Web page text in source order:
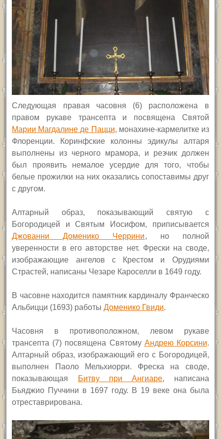
Следующая правая часовня (6) расположена в
правом рукаве трансепта и посвящена Святой
Марии Магдалине де Пацци, монахине-кармелитке из
Флоренции. Коринфские колонны эдикулы алтаря
выполнены из черного мрамора, и резчик должен
был проявить немалое усердие длятого, чтобы
белые прожилки на них оказались сопоставимы друг
с другом.
Алтарный образ, показывающий святую с
Богородицей и Святым Иосифом, приписывается
Джованни Доменико Черрини, но полной
уверенности в его авторстве нет. Фрески на своде,
изображающие ангелов с Крестом и Орудиями
Страстей, написаны Чезаре Кароселли в 1649 году.
В часовне находится памятник кардиналу Франческо
Альбицци (1693) работыДоменико Гвиди.
Часовня в противоположном, левом рукаве
трансепта (7) посвящена Святому Андрею Корсини.
Алтарный образ, изображающий его с Богородицей,
выполнен Паоло Мельхиорри. Фреска на своде,
показывающая
Битву при Ангиаре, написана
Бьяджио Пуччини в 1697 году. В 19 веке она была
отреставрирована.